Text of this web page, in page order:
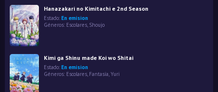
Hanazakari no Kimitachi e 2nd Season
Estado: En emision
Géneros: Escolares Shoujo
Kimi ga Shinu made Koi wo Shitai
Estado: En emision
Géneros: Escolares, Fantasía,Yuri